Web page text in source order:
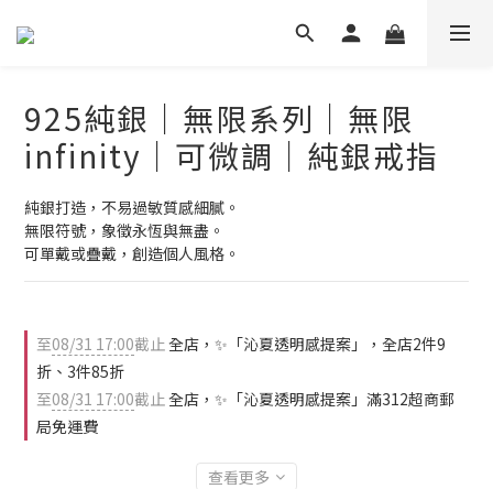
925純銀｜無限系列｜無限
infinity｜可微調｜純銀戒指
純銀打造，不易過敏質感細膩。
無限符號，象徵永恆與無盡。
可單戴或疊戴，創造個人風格。
至08/31 17:00截止全店，✨「沁夏透明感提案」，全店2件9
折、3件85折
至08/31 17:00截止全店，✨「沁夏透明感提案」滿312超商郵
局免運費
查看更多